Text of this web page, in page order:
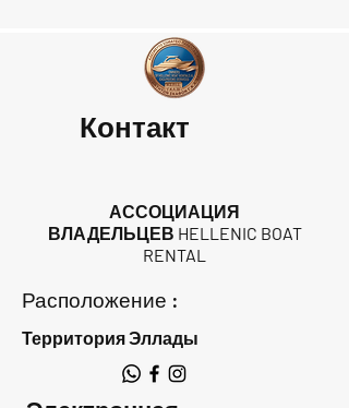
Контакт
АССОЦИАЦИЯ
ВЛАДЕЛЬЦЕВ HELLENIC BOAT
RENTAL
Расположение :
Территория Эллады